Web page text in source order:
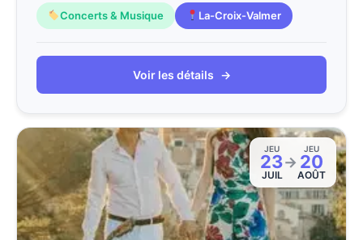
Concerts & Musique La-Croix-Valmer
Voir les détails →
JEU
23
JUIL
→
JEU
20
AOÛT